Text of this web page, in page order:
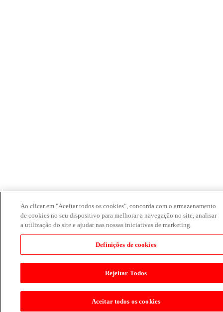
Ao clicar em "Aceitar todos os cookies", concorda com o armazenamento
de cookies no seu dispositivo para melhorar a navegação no site, analisar
a utilização do site e ajudar nas nossas iniciativas de marketing.
Definições de cookies
Rejeitar Todos
Aceitar todos os cookies